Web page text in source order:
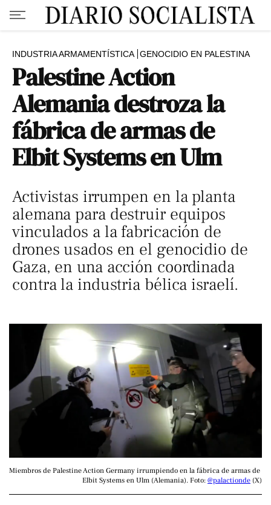
INDUSTRIA ARMAMENTÍSTICA GENOCIDIO EN PALESTINA
Palestine Action
Alemania destroza la
fábrica de armas de
Elbit Systems en Ulm
Activistas irrumpen en la planta
alemana para destruir equipos
vinculados a la fabricación de
drones usados en el genocidio de
Gaza, en una acción coordinada
contra la industria bélica israelí.
Miembros de Palestine Action Germany irrumpiendo en la fábrica de armas de
Elbit Systems en Ulm (Alemania). Foto: @palactionde (X)